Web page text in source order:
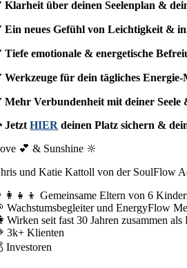
Klarheit über deinen Seelenplan &
Ein neues Gefühl von Leichtigkeit &
Tiefe emotionale & energetische
Werkzeuge für dein tägliches Energie-
Mehr Verbundenheit mit deiner Seele
JetztHIER deinen Platz sichern &
💕 & Sunshine 🔆
und Katie Kattoll von der SoulFlow
Gemeinsame Eltern von 6
Wachstumsbegleiter und EnergyFlow
Wirken seit fast 30 Jahren zusammen als
3k+ Klienten
Investoren